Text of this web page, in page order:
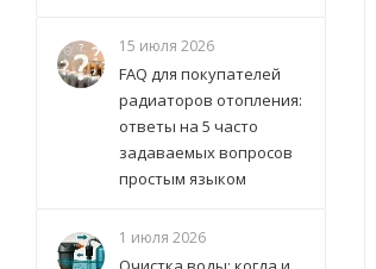
15 июля 2026
FAQ для покупателей
радиаторов отопления:
ответы на 5 часто
задаваемых вопросов
простым языком
1 июля 2026